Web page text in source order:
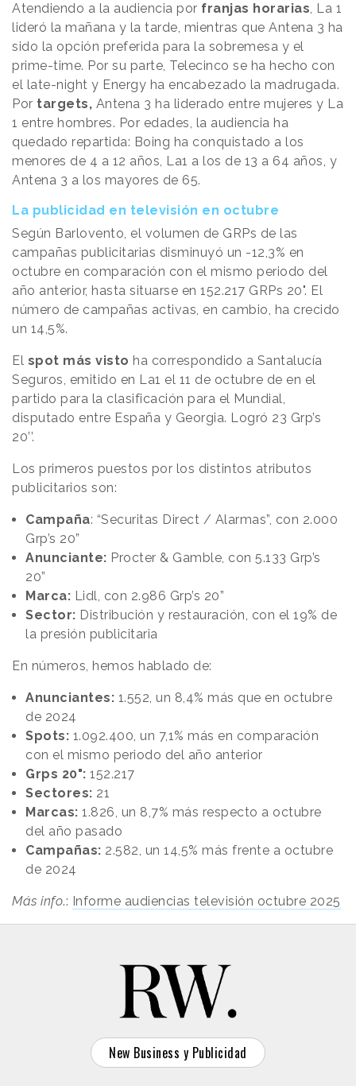
Atendiendo a la audiencia por franjas horarias, La 1
lideró la mañana y la tarde, mientras que Antena 3 ha
sido la opción preferida para la sobremesa y el
prime-time. Por su parte, Telecinco se ha hecho con
el late-night y Energy ha encabezado la madrugada.
Por targets, Antena 3 ha liderado entre mujeres y La
1 entre hombres. Por edades, la audiencia ha
quedado repartida: Boing ha conquistado a los
menores de 4 a 12 años, La1 a los de 13 a 64 años, y
Antena 3 a los mayores de 65.
La publicidad en televisión en octubre
Según Barlovento, el volumen de GRPs de las
campañas publicitarias disminuyó un -12,3% en
octubre en comparación con el mismo periodo del
año anterior, hasta situarse en 152.217 GRPs 20". El
número de campañas activas, en cambio, ha crecido
un 14,5%.
El spot más visto ha correspondido a Santalucía
Seguros, emitido en La1 el 11 de octubre de en el
partido para la clasificación para el Mundial,
disputado entre España y Georgia. Logró 23 Grp’s
20’’.
Los primeros puestos por los distintos atributos
publicitarios son:
Campaña: “Securitas Direct / Alarmas”, con 2.000
Grp’s 20”
Anunciante: Procter & Gamble, con 5.133 Grp’s
20”
Marca: Lidl, con 2.986 Grp’s 20”
Sector: Distribución y restauración, con el 19% de
la presión publicitaria
En números, hemos hablado de:
Anunciantes: 1.552, un 8,4% más que en octubre
de 2024
Spots: 1.092.400, un 7,1% más en comparación
con el mismo periodo del año anterior
Grps 20": 152.217
Sectores: 21
Marcas: 1.826, un 8,7% más respecto a octubre
del año pasado
Campañas: 2.582, un 14,5% más frente a octubre
de 2024
Más info.: Informe audiencias televisión octubre 2025
New Business y Publicidad